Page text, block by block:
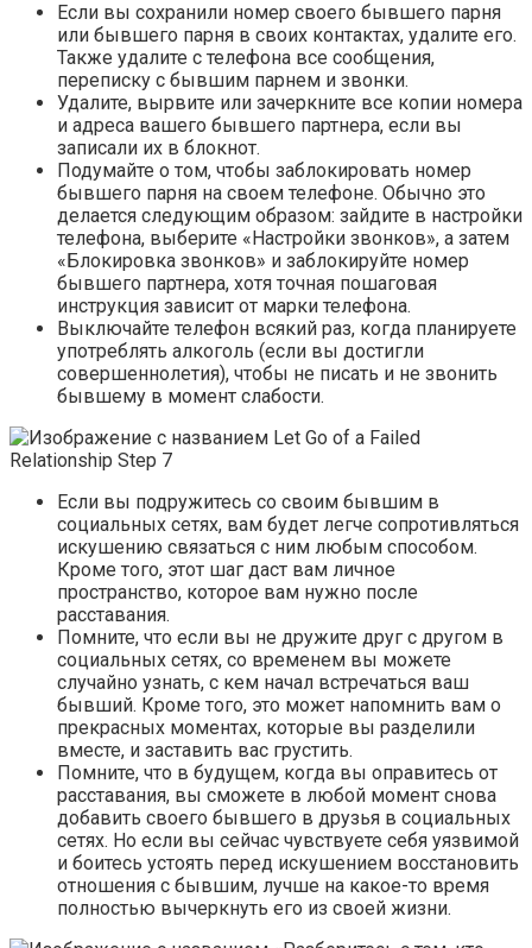
Если вы сохранили номер своего бывшего парня
или бывшего парня в своих контактах, удалите его.
Также удалите с телефона все сообщения,
переписку с бывшим парнем и звонки.
Удалите, вырвите или зачеркните все копии номера
и адреса вашего бывшего партнера, если вы
записали их в блокнот.
Подумайте о том, чтобы заблокировать номер
бывшего парня на своем телефоне. Обычно это
делается следующим образом: зайдите в настройки
телефона, выберите «Настройки звонков», а затем
«Блокировка звонков» и заблокируйте номер
бывшего партнера, хотя точная пошаговая
инструкция зависит от марки телефона.
Выключайте телефон всякий раз, когда планируете
употреблять алкоголь (если вы достигли
совершеннолетия), чтобы не писать и не звонить
бывшему в момент слабости.
Если вы подружитесь со своим бывшим в
социальных сетях, вам будет легче сопротивляться
искушению связаться с ним любым способом.
Кроме того, этот шаг даст вам личное
пространство, которое вам нужно после
расставания.
Помните, что если вы не дружите друг с другом в
социальных сетях, со временем вы можете
случайно узнать, с кем начал встречаться ваш
бывший. Кроме того, это может напомнить вам о
прекрасных моментах, которые вы разделили
вместе, и заставить вас грустить.
Помните, что в будущем, когда вы оправитесь от
расставания, вы сможете в любой момент снова
добавить своего бывшего в друзья в социальных
сетях. Но если вы сейчас чувствуете себя уязвимой
и боитесь устоять перед искушением восстановить
отношения с бывшим, лучше на какое-то время
полностью вычеркнуть его из своей жизни.